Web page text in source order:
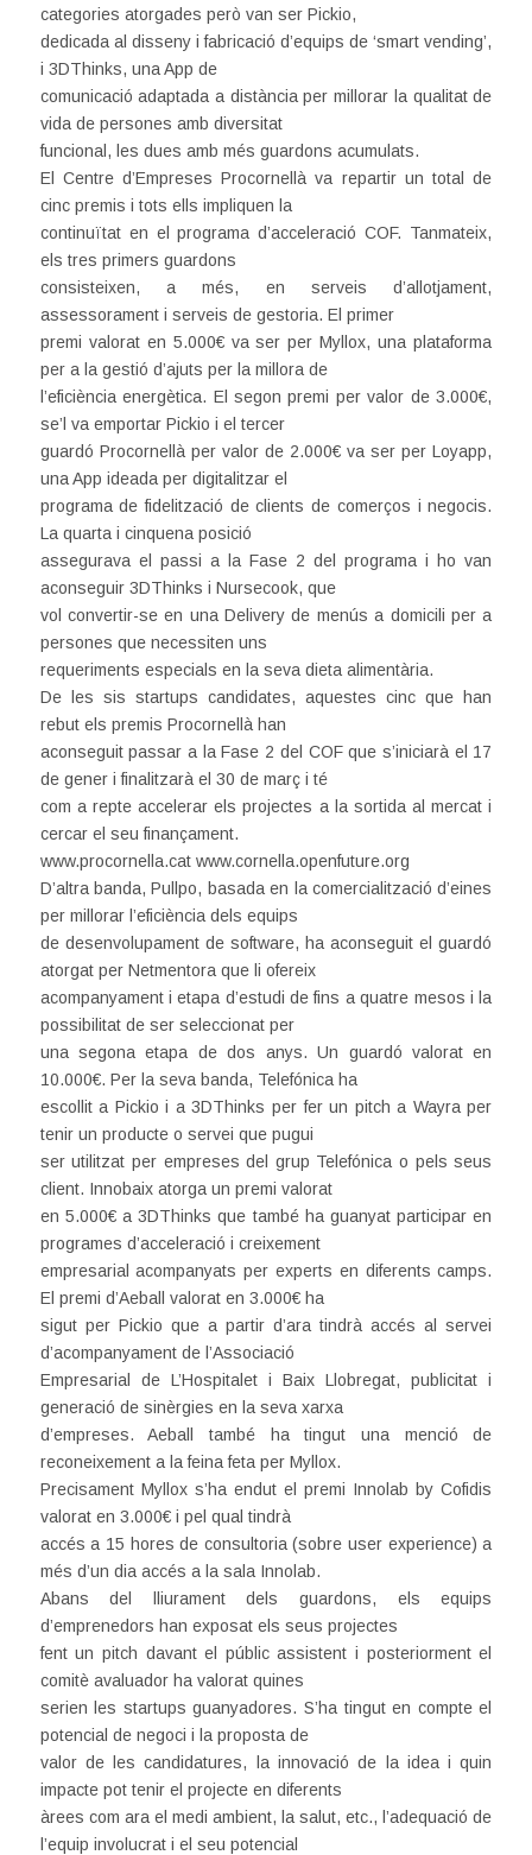
categories atorgades però van ser Pickio,
dedicada al disseny i fabricació d’equips de ‘smart vending’,
i 3DThinks, una App de
comunicació adaptada a distància per millorar la qualitat de
vida de persones amb diversitat
funcional, les dues amb més guardons acumulats.
El Centre d’Empreses Procornellà va repartir un total de
cinc premis i tots ells impliquen la
continuïtat en el programa d’acceleració COF. Tanmateix,
els tres primers guardons
consisteixen, a més, en serveis d’allotjament,
assessorament i serveis de gestoria. El primer
premi valorat en 5.000€ va ser per Myllox, una plataforma
per a la gestió d’ajuts per la millora de
l’eficiència energètica. El segon premi per valor de 3.000€,
se’l va emportar Pickio i el tercer
guardó Procornellà per valor de 2.000€ va ser per Loyapp,
una App ideada per digitalitzar el
programa de fidelització de clients de comerços i negocis.
La quarta i cinquena posició
assegurava el passi a la Fase 2 del programa i ho van
aconseguir 3DThinks i Nursecook, que
vol convertir-se en una Delivery de menús a domicili per a
persones que necessiten uns
requeriments especials en la seva dieta alimentària.
De les sis startups candidates, aquestes cinc que han
rebut els premis Procornellà han
aconseguit passar a la Fase 2 del COF que s’iniciarà el 17
de gener i finalitzarà el 30 de març i té
com a repte accelerar els projectes a la sortida al mercat i
cercar el seu finançament.
www.procornella.cat www.cornella.openfuture.org
D’altra banda, Pullpo, basada en la comercialització d’eines
per millorar l’eficiència dels equips
de desenvolupament de software, ha aconseguit el guardó
atorgat per Netmentora que li ofereix
acompanyament i etapa d’estudi de fins a quatre mesos i la
possibilitat de ser seleccionat per
una segona etapa de dos anys. Un guardó valorat en
10.000€. Per la seva banda, Telefónica ha
escollit a Pickio i a 3DThinks per fer un pitch a Wayra per
tenir un producte o servei que pugui
ser utilitzat per empreses del grup Telefónica o pels seus
client. Innobaix atorga un premi valorat
en 5.000€ a 3DThinks que també ha guanyat participar en
programes d’acceleració i creixement
empresarial acompanyats per experts en diferents camps.
El premi d’Aeball valorat en 3.000€ ha
sigut per Pickio que a partir d’ara tindrà accés al servei
d’acompanyament de l’Associació
Empresarial de L’Hospitalet i Baix Llobregat, publicitat i
generació de sinèrgies en la seva xarxa
d’empreses. Aeball també ha tingut una menció de
reconeixement a la feina feta per Myllox.
Precisament Myllox s’ha endut el premi Innolab by Cofidis
valorat en 3.000€ i pel qual tindrà
accés a 15 hores de consultoria (sobre user experience) a
més d’un dia accés a la sala Innolab.
Abans del lliurament dels guardons, els equips
d’emprenedors han exposat els seus projectes
fent un pitch davant el públic assistent i posteriorment el
comitè avaluador ha valorat quines
serien les startups guanyadores. S’ha tingut en compte el
potencial de negoci i la proposta de
valor de les candidatures, la innovació de la idea i quin
impacte pot tenir el projecte en diferents
àrees com ara el medi ambient, la salut, etc., l’adequació de
l’equip involucrat i el seu potencial